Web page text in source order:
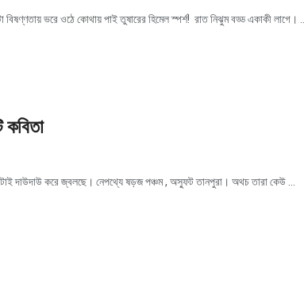
বিষণ্ণতায় ভরে ওঠে কোথায় পাই তুষারের হিমেল স্পর্শ! রাত নিঝুম বড্ড একাকী লাগে। ...
কবিতা
দাউদাউ করে জ্বলছে। নেপথ্যে ষড়জ পঞ্চম , অস্ফুট তানপুরা। অথচ তারা কেউ ...